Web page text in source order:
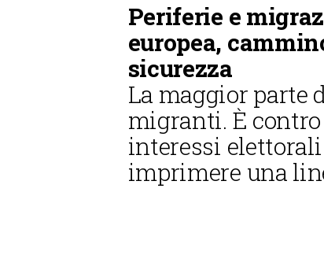
Periferie e
europea,
sicurezza
La maggior parte
migranti. È
interessi
imprimere una